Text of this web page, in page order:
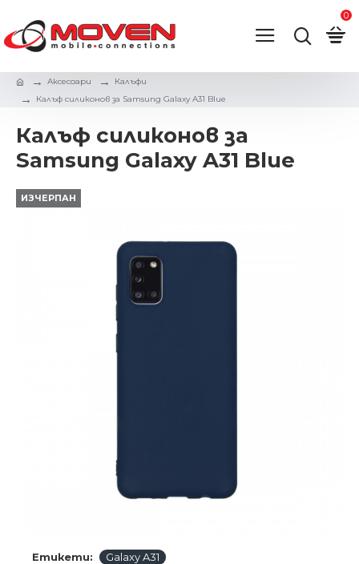
0
Аксесоари
Калъфи
Калъф силиконов за Samsung Galaxy A31 Blue
Калъф силиконов за
Samsung Galaxy A31 Blue
ИЗЧЕРПАН
Етикети: Galaxy A31